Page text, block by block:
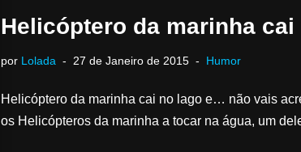
Helicóptero da marinha
por Lolada 27 de Janeiro de 2015 Humor
Helicóptero da marinha cai no lago e… não vais
os Helicópteros da marinha a tocar na água, um